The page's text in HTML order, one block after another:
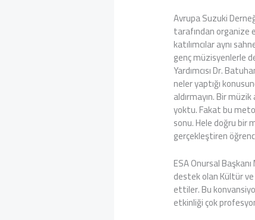
Avrupa Suzuki
tarafından organize
katılımcılar aynı
genç müzisyenlerle
Yardımcısı Dr.
neler yaptığı
aldırmayın. Bir
yoktu. Fakat bu
sonu. Hele doğru bir
gerçekleştiren
ESA Onursal
destek olan Kültür ve
ettiler. Bu
etkinliği çok